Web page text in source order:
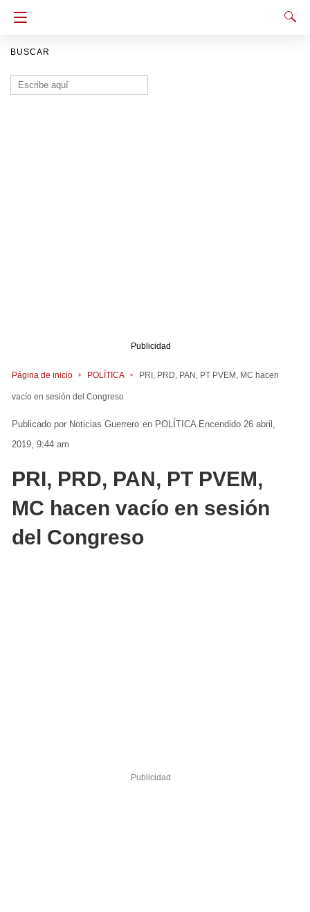
BUSCAR
Buscar:
Publicidad
Página de inicio POLÍTICA PRI, PRD, PAN, PT PVEM, MC hacen
vacío en sesión del Congreso
Noticias Guerrero en POLÍTICA Encendido 26 abril,
2019, 9:44 am
PRI, PRD, PAN, PT PVEM,
MC hacen vacío en sesión
del Congreso
Publicidad